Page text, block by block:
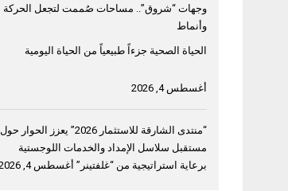
وجهات “شروق”.. مساحات صُممت لتجعل الحركة
وأنماط
الحياة الصحية جزءاً طبيعياً من الحياة اليومية
أغسطس 4, 2026
“منتدى الشارقة للاستثمار 2026” يعزز الحوار حول
مستقبل سلاسل الإمداد والخدمات اللوجستية
برعاية استراتيجية من “غلفتينر” أغسطس 4, 2026